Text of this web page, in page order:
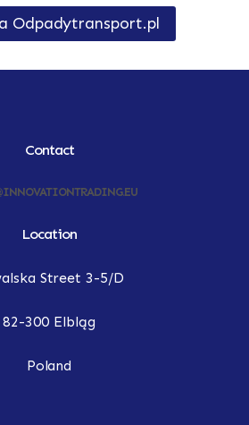
Odpadytransport.pl
Contact
Location
Street 3-5/D
82-300 Elbląg
Poland